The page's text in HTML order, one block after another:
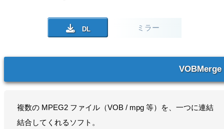
ミラー
VOBMerge
複数の MPEG2 ファイル（VOB / mpg 等）を、一つに連結
結合してくれるソフト。